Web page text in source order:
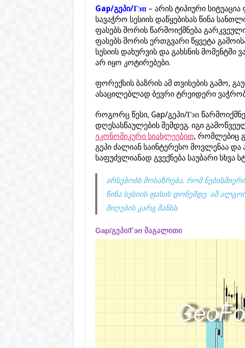
Gap/გეპი/Гэп– არის ტიპიური
სავაჭრო სესიის დაწყებისას წინა
ფასებს შორის წარმოიქმნება
ფასებს შორის ერთგვარი წყვეტა
სესიის დახურვის და გახსნის
არ იყო კოტირებები.
ფორექსის ბაზრის ამ თვისების გამო,
ასაცილებლად ბევრი ტრეიდერი
როგორც წესი, Gap/გეპი/Гэп
დღესასწაულების შემდეგ. იგი
ეკონომიკური სიახლეებით, რომლებიც
გეპი ძალიან საინტერესო მოვლენაა
საფუძვლიანად გვექნება საუბარი სხვა
არსებობს მოსაზრება, რომ
წინა სესიის ფასის დონემდე. ამ
მიღების კარგ შანსს.
Gap/გეპი/Гэп მაგალითი